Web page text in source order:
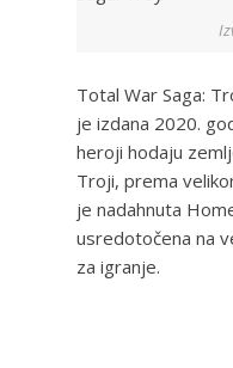
Total War Saga:
je izdana 2020.
heroji hodaju
Troji, prema
je nadahnuta
usredotočena na
za igranje.